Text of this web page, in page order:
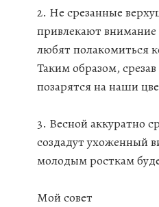
2. Не срезанные
привлекают
любят полакомиться
Таким образом,
позарятся на наши
3. Весной аккуратно
создадут ухоженный
молодым росткам
Мой совет